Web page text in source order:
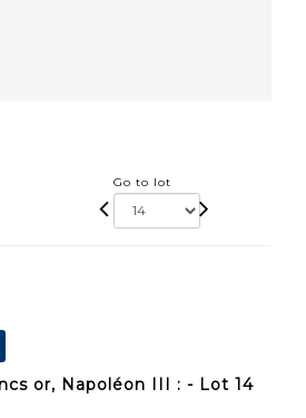
Go to lot
or, Napoléon III : - Lot 14